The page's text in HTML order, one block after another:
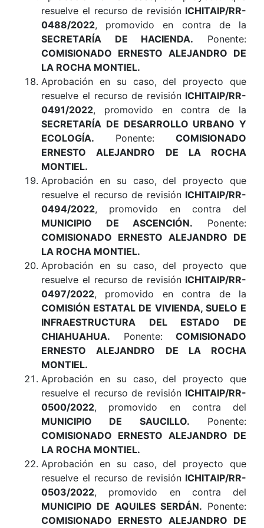
resuelve el recurso de revisión ICHITAIP/RR-
0488/2022, promovido en contra de la
SECRETARÍA DE HACIENDA. Ponente:
COMISIONADO ERNESTO ALEJANDRO DE
LA ROCHA MONTIEL.
Aprobación en su caso, del proyecto que
resuelve el recurso de revisión ICHITAIP/RR-
0491/2022, promovido en contra de la
SECRETARÍA DE DESARROLLO URBANO Y
ECOLOGÍA. Ponente: COMISIONADO
ERNESTO ALEJANDRO DE LA ROCHA
MONTIEL.
Aprobación en su caso, del proyecto que
resuelve el recurso de revisión ICHITAIP/RR-
0494/2022, promovido en contra del
MUNICIPIO DE ASCENCIÓN. Ponente:
COMISIONADO ERNESTO ALEJANDRO DE
LA ROCHA MONTIEL.
Aprobación en su caso, del proyecto que
resuelve el recurso de revisión ICHITAIP/RR-
0497/2022, promovido en contra de la
COMISIÓN ESTATAL DE VIVIENDA, SUELO E
INFRAESTRUCTURA DEL ESTADO DE
CHIAHUAHUA. Ponente: COMISIONADO
ERNESTO ALEJANDRO DE LA ROCHA
MONTIEL.
Aprobación en su caso, del proyecto que
resuelve el recurso de revisión ICHITAIP/RR-
0500/2022, promovido en contra del
MUNICIPIO DE SAUCILLO. Ponente:
COMISIONADO ERNESTO ALEJANDRO DE
LA ROCHA MONTIEL.
Aprobación en su caso, del proyecto que
resuelve el recurso de revisión ICHITAIP/RR-
0503/2022, promovido en contra del
MUNICIPIO DE AQUILES SERDÁN. Ponente:
COMISIONADO ERNESTO ALEJANDRO DE